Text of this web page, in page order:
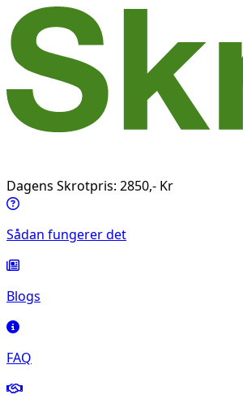
Dagens Skrotpris: 2850,- Kr
Sådan fungerer det
Blogs
FAQ